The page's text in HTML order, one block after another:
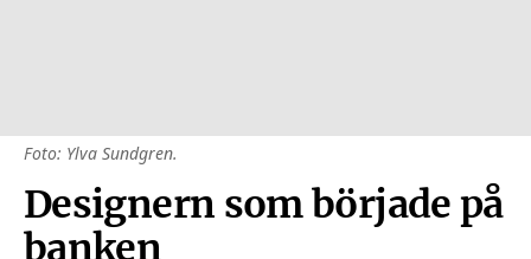
Foto: Ylva Sundgren.
Designern som började på
banken